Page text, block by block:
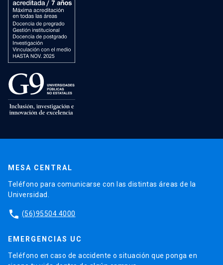
MESA CENTRAL
Teléfono para comunicarse con las distintas áreas de la
Universidad.
phone (56)95504 4000
EMERGENCIAS UC
Teléfono en caso de accidente o situación que ponga en